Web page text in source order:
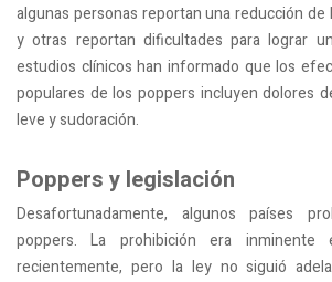
algunas personas reportan una reducción de
y otras reportan dificultades para lograr
estudios clínicos han informado que los
populares de los poppers incluyen dolores
leve y sudoración.
Poppers y legislación
Desafortunadamente, algunos países
poppers. La prohibición era
recientemente, pero la ley no siguió